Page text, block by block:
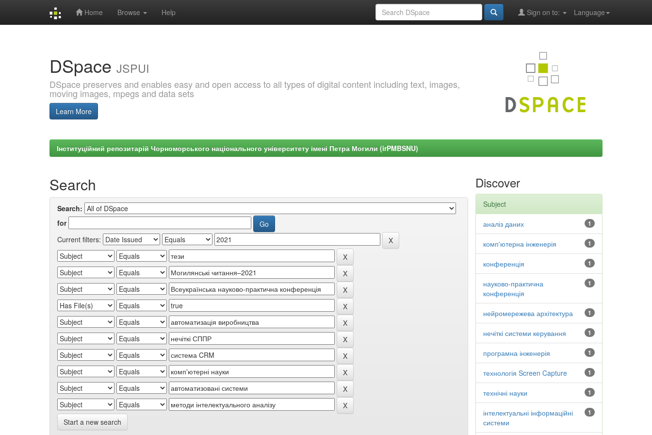
Home Browse Help Language
Sign on to:
DSpace JSPUI
DSpace preserves and enables easy and open access to all types of digital content including text, images,
moving images, mpegs and data sets
Learn More
Інституційний репозитарій Чорноморського національного університету імені Петра Могили (irPMBSNU)
Search
Search:
for
Current filters:
Start a new search
Discover
Subject
1
аналіз даних
1
комп'ютерна інженерія
1
конференція
1
науково-практична
конференція
1
нейромережева архітектура
1
нечіткі системи керування
1
програмна інженерія
1
технологія Screen Capture
1
технічні науки
1
інтелектуальні інформаційні
системи